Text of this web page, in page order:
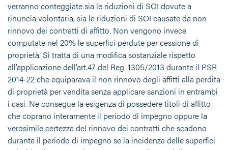
verranno conteggiate sia le riduzioni di SOI dovute a
rinuncia volontaria, sia le riduzioni di SOI causate da non
rinnovo dei contratti di affitto. Non vengono invece
computate nel 20% le superfici perdute per cessione di
proprietà. Si tratta di una modifica sostanziale rispetto
all’applicazione dell’art.47 del Reg. 1305/2013 durante il PSR
2014-22 che equiparava il non rinnovo degli affitti alla perdita
di proprietà per vendita senza applicare sanzioni in entrambi
i casi. Ne consegue la esigenza di possedere titoli di affitto
che coprano interamente il periodo di impegno oppure la
verosimile certezza del rinnovo dei contratti che scadono
durante il periodo di impegno se la incidenza delle superfici